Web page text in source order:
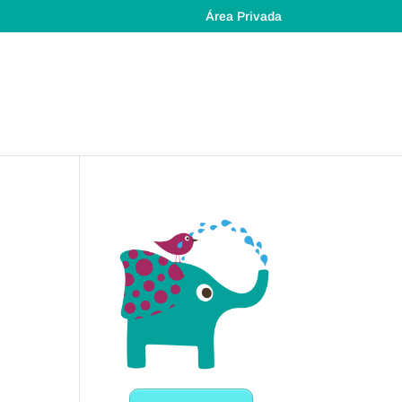
Área Privada